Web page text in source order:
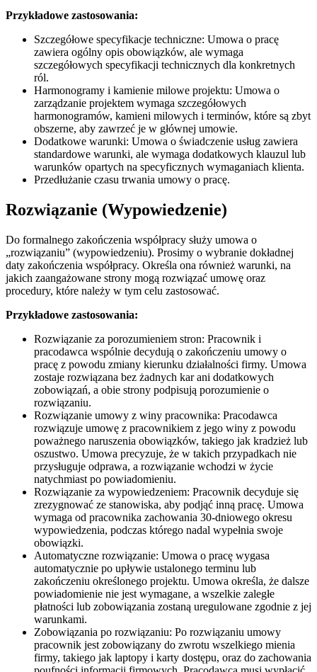
Przykładowe zastosowania:
Szczegółowe specyfikacje techniczne: Umowa o pracę
zawiera ogólny opis obowiązków, ale wymaga
szczegółowych specyfikacji technicznych dla konkretnych
ról.
Harmonogramy i kamienie milowe projektu: Umowa o
zarządzanie projektem wymaga szczegółowych
harmonogramów, kamieni milowych i terminów, które są zbyt
obszerne, aby zawrzeć je w głównej umowie.
Dodatkowe warunki: Umowa o świadczenie usług zawiera
standardowe warunki, ale wymaga dodatkowych klauzul lub
warunków opartych na specyficznych wymaganiach klienta.
Przedłużanie czasu trwania umowy o pracę.
Rozwiązanie (Wypowiedzenie)
Do formalnego zakończenia współpracy służy umowa o
„rozwiązaniu” (wypowiedzeniu). Prosimy o wybranie dokładnej
daty zakończenia współpracy. Określa ona również warunki, na
jakich zaangażowane strony mogą rozwiązać umowę oraz
procedury, które należy w tym celu zastosować.
Przykładowe zastosowania:
Rozwiązanie za porozumieniem stron: Pracownik i
pracodawca wspólnie decydują o zakończeniu umowy o
pracę z powodu zmiany kierunku działalności firmy. Umowa
zostaje rozwiązana bez żadnych kar ani dodatkowych
zobowiązań, a obie strony podpisują porozumienie o
rozwiązaniu.
Rozwiązanie umowy z winy pracownika: Pracodawca
rozwiązuje umowę z pracownikiem z jego winy z powodu
poważnego naruszenia obowiązków, takiego jak kradzież lub
oszustwo. Umowa precyzuje, że w takich przypadkach nie
przysługuje odprawa, a rozwiązanie wchodzi w życie
natychmiast po powiadomieniu.
Rozwiązanie za wypowiedzeniem: Pracownik decyduje się
zrezygnować ze stanowiska, aby podjąć inną pracę. Umowa
wymaga od pracownika zachowania 30-dniowego okresu
wypowiedzenia, podczas którego nadal wypełnia swoje
obowiązki.
Automatyczne rozwiązanie: Umowa o pracę wygasa
automatycznie po upływie ustalonego terminu lub
zakończeniu określonego projektu. Umowa określa, że dalsze
powiadomienie nie jest wymagane, a wszelkie zaległe
płatności lub zobowiązania zostaną uregulowane zgodnie z jej
warunkami.
Zobowiązania po rozwiązaniu: Po rozwiązaniu umowy
pracownik jest zobowiązany do zwrotu wszelkiego mienia
firmy, takiego jak laptopy i karty dostępu, oraz do zachowania